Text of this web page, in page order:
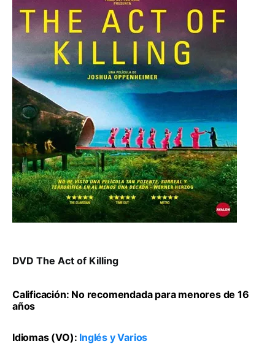
DVD The Act of Killing
Calificación: No recomendada para menores de 16
años
Idiomas (VO): Inglés y Varios